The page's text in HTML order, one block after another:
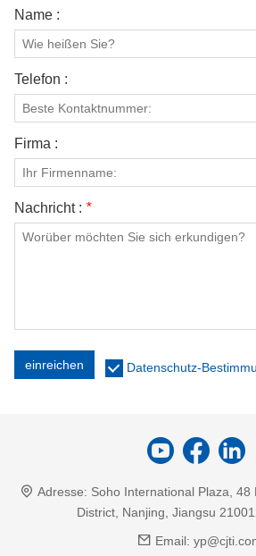
Name :
Telefon :
Firma :
Nachricht : *
einreichen Datenschutz-
Adresse: Soho International Plaza, 48
District, Nanjing, Jiangsu
Email: